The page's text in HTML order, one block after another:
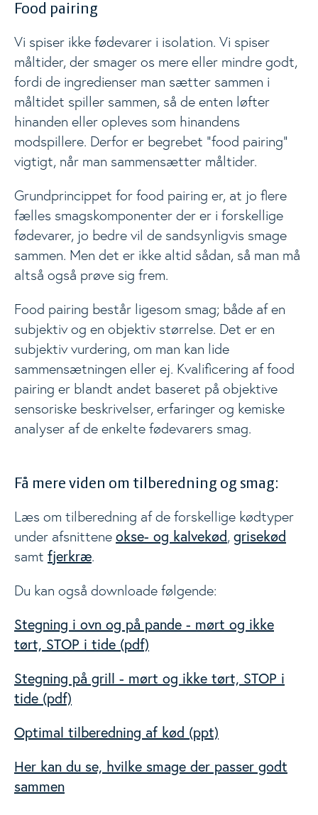
Food pairing
Vi spiser ikke fødevarer i isolation. Vi spiser
måltider, der smager os mere eller mindre godt,
fordi de ingredienser man sætter sammen i
måltidet spiller sammen, så de enten løfter
hinanden eller opleves som hinandens
modspillere. Derfor er begrebet ”food pairing”
vigtigt, når man sammensætter måltider.
Grundprincippet for food pairing er, at jo flere
fælles smagskomponenter der er i forskellige
fødevarer, jo bedre vil de sandsynligvis smage
sammen. Men det er ikke altid sådan, så man må
altså også prøve sig frem.
Food pairing består ligesom smag; både af en
subjektiv og en objektiv størrelse. Det er en
subjektiv vurdering, om man kan lide
sammensætningen eller ej. Kvalificering af food
pairing er blandt andet baseret på objektive
sensoriske beskrivelser, erfaringer og kemiske
analyser af de enkelte fødevarers smag.
Få mere viden om tilberedning og smag:
Læs om tilberedning af de forskellige kødtyper
under afsnittene okse- og kalvekød, grisekød
samt fjerkræ.
Du kan også downloade følgende:
Stegning i ovn og på pande - mørt og ikke
tørt, STOP i tide (pdf)
Stegning på grill - mørt og ikke tørt, STOP i
tide (pdf)
Optimal tilberedning af kød (ppt)
Her kan du se, hvilke smage der passer godt
sammen